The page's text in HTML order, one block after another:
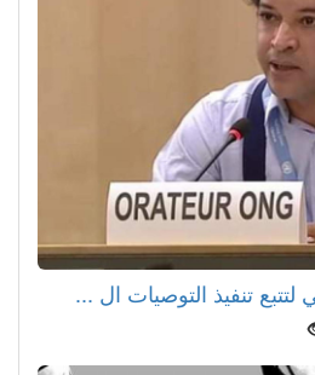
تنفيذ التوصيات ال ...